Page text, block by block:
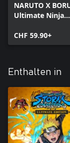
NARUTO X
Ultimate Ninja
CONNECTIONS
CHF 59.90+
Enthalten in